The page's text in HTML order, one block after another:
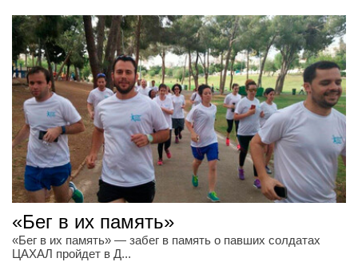
«Бег в их память»
«Бег в их память» — забег в память о павших солдатах
ЦАХАЛ пройдет в Д...